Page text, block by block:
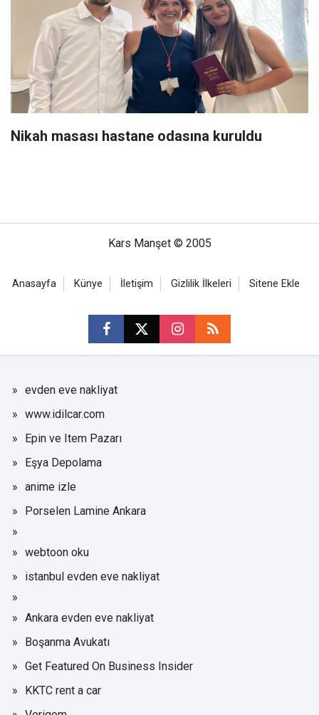
Nikah masası hastane odasına kuruldu
Kars Manşet © 2005
Anasayfa Künye İletişim Gizlilik İlkeleri Sitene Ekle
evden eve nakliyat
www.idilcar.com
Epin ve Item Pazarı
Eşya Depolama
anime izle
Porselen Lamine Ankara
webtoon oku
istanbul evden eve nakliyat
Ankara evden eve nakliyat
Boşanma Avukatı
Get Featured On Business Insider
KKTC rent a car